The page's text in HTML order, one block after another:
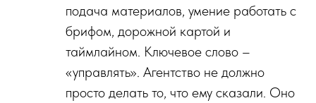
подача материалов, умение работать с
брифом, дорожной картой и
таймлайном. Ключевое слово –
«управлять». Агентство не должно
просто делать то, что ему сказали. Оно